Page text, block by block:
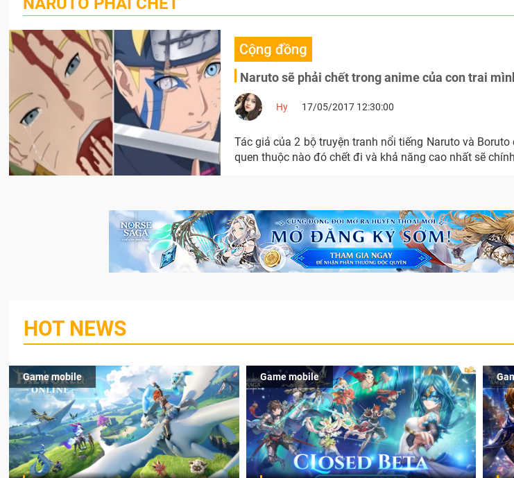
Cộng đồng
Naruto sẽ phải chết trong anime của con trai
Hy 17/05/2017 12:30:00
Tác giả của 2 bộ truyện tranh nổi tiếng Naruto và
quen thuộc nào đó chết đi và khả năng cao nhất sẽ
HOT NEWS
Game mobile Game mobile